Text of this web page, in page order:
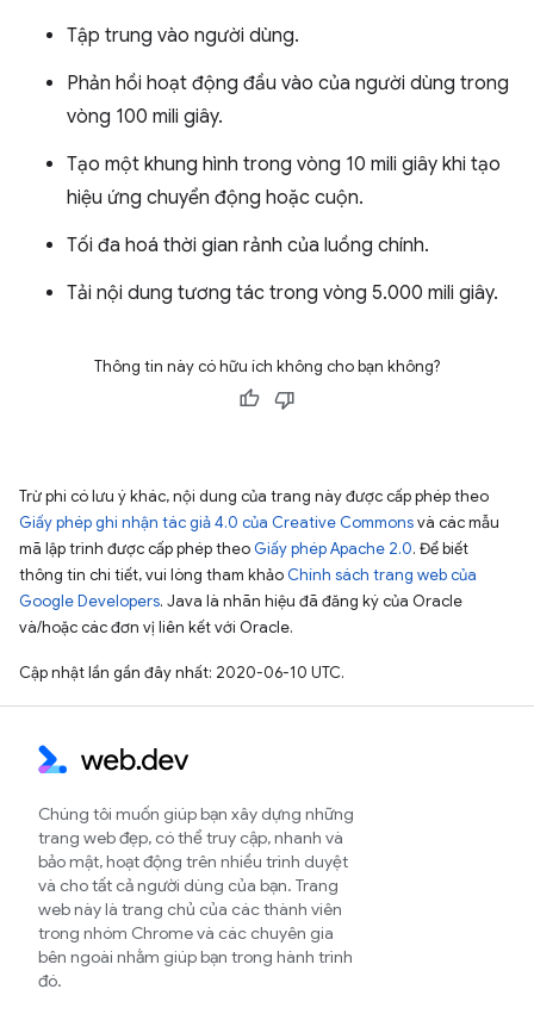
Tập trung vào người dùng.
Phản hồi hoạt động đầu vào của người dùng trong
vòng 100 mili giây.
Tạo một khung hình trong vòng 10 mili giây khi tạo
hiệu ứng chuyển động hoặc cuộn.
Tối đa hoá thời gian rảnh của luồng chính.
Tải nội dung tương tác trong vòng 5.000 mili giây.
Thông tin này có hữu ích không cho bạn không?
Trừ phi có lưu ý khác, nội dung của trang này được cấp phép theo
Giấy phép ghi nhận tác giả 4.0 của Creative Commonsvà các mẫu
mã lập trình được cấp phép theo Giấy phép Apache 2.0. Để biết
thông tin chi tiết, vui lòng tham khảo Chính sách trang web của
Google Developers. Java là nhãn hiệu đã đăng ký của Oracle
và/hoặc các đơn vị liên kết với Oracle.
Cập nhật lần gần đây nhất: 2020-06-10 UTC.
Chúng tôi muốn giúp bạn xây dựng những
trang web đẹp, có thể truy cập, nhanh và
bảo mật, hoạt động trên nhiều trình duyệt
và cho tất cả người dùng của bạn. Trang
web này là trang chủ của các thành viên
trong nhóm Chrome và các chuyên gia
bên ngoài nhằm giúp bạn trong hành trình
đó.